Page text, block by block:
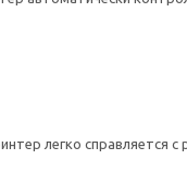
легко справляется